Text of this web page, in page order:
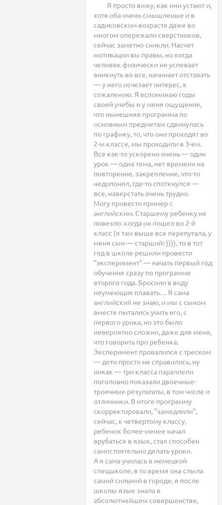
Я просто вижу, как они устают и,
хотя оба очень смышленые и в
садиковском возрасте даже во
многом опережали сверстников,
сейчас заметно сникли. Насчет
мотивации вы правы, но когда
человек физически не успевает
вникнуть во все, начинает отставать
— у него исчезает интерес, к
сожалению. Я вспоминаю годы
своей учебы и у меня ощущение,
что нынешняя программа по
основным предметам сдвинулась
по графику, то, что они проходят во
2-м классе, мы проходили в 3-ем.
Все как-то ускорено очень — один
урок — одна тема, нет времени на
повторение, закрепление, что-то
недопонял, где-то споткнулся —
все, наверстать очень трудно.
Могу привести пример с
английским. Старшему ребенку не
повезло: когда он пошел во 2-й
класс (я там выше все перепутала, у
меня сын — старший:-)))), то в тот
год в школе решили провести
"эксперимент" — начать первый год
обучения сразу по программе
второго года. Бросили в воду
неумеющих плавать… Я сама
английский не знаю, и мы с сыном
вместе пытались учить его, с
первого урока, но это было
невероятно сложно, даже для меня,
что говорить про ребенка.
Эксперимент провалился с треском
— дети просто не справились, ну
никак — три класса параллели
поголовно показали двоечные-
троечные результаты, в том числе и
отличники. В итоге программу
скорректировали, "замедлили",
сейчас, к четвертому классу,
ребенок более-менее начал
врубаться в язык, стал способен
самостоятельно делать уроки.
А я сама училась в немецкой
спецшколе, в то время она слыла
самой сильной в городе, я после
школы язык знала в
абсолютнейшем совершенстве,